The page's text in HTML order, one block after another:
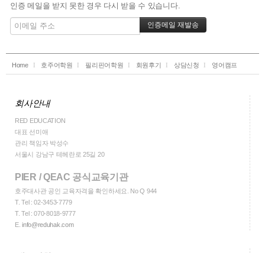
인증 메일을 받지 못한 경우 다시 받을 수 있습니다.
Home 호주어학원 필리핀어학원 회원후기 상담신청 영어캠프
회사안내
RED EDUCATION
대표 선미애
관리 책임자 박성수
서울시 강남구 테헤란로 25길 20
PIER / QEAC 공식교육기관
호주대사관 공인 교육자격을 확인하세요. No Q 944
T.Tel : 02-3453-7779
T.Tel : 070-8018-9777
E.info@reduhak.com